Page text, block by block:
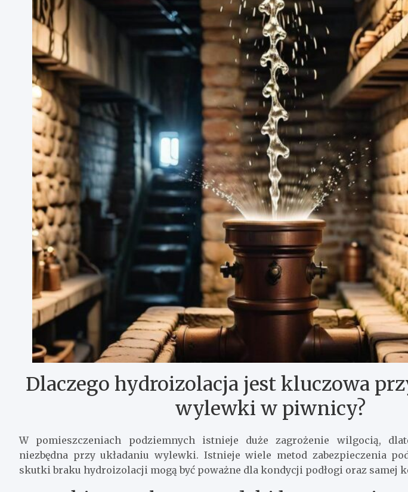
Dlaczego hydroizolacja jest kluczowa
wylewki w piwnicy?
W pomieszczeniach podziemnych istnieje duże zagrożenie wilgocią,
niezbędna przy układaniu wylewki. Istnieje wiele metod zabezpieczenia
skutki braku hydroizolacji mogą być poważne dla kondycji podłogi oraz samej